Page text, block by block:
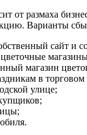
от размаха
Варианты
сайт и
магазин
в
улице;